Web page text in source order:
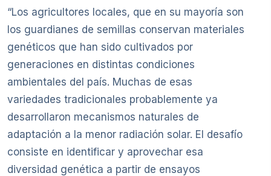
“Los agricultores locales, que en su mayoría son
los guardianes de semillas conservan materiales
genéticos que han sido cultivados por
generaciones en distintas condiciones
ambientales del país. Muchas de esas
variedades tradicionales probablemente ya
desarrollaron mecanismos naturales de
adaptación a la menor radiación solar. El desafío
consiste en identificar y aprovechar esa
diversidad genética a partir de ensayos